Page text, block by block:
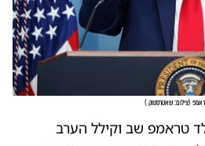
(צילום: שאטרסטוק)
טראמפ שב וקילל הערב